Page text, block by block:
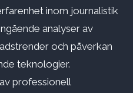
inom journalistik
analyser av
och påverkan
teknologier.
professionell